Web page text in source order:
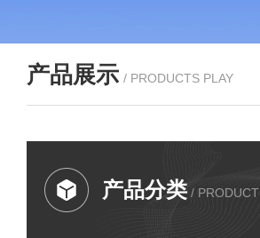
产品展示 / PRODUCTS PLAY
产品分类 / PRODUCT